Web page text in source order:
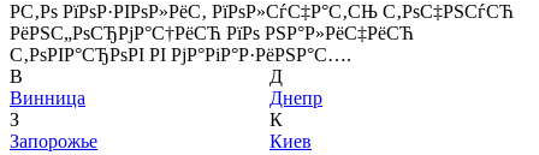
Р­С‚Рѕ РїРѕР·РІРѕР»РёС‚ РїРѕР»СѓС‡Р°С‚СЊ С‚РѕС‡РЅСѓСЋ
РёРЅС„РѕСЂРјР°С†РёСЋ РїРѕ РЅР°Р»РёС‡РёСЋ
С‚РѕРІР°СЂРѕРІ РІ РјР°РіР°Р·РёРЅР°С….
В
Винница
З
Запорожье
Д
Днепр
К
Киев